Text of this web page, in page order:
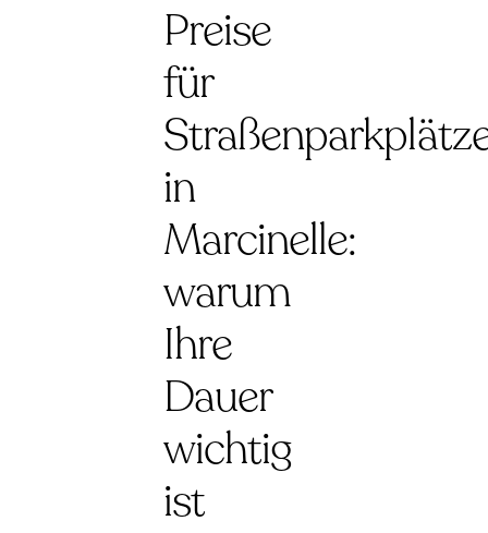
Preise
für
in
Marcinelle:
warum
Ihre
Dauer
wichtig
ist